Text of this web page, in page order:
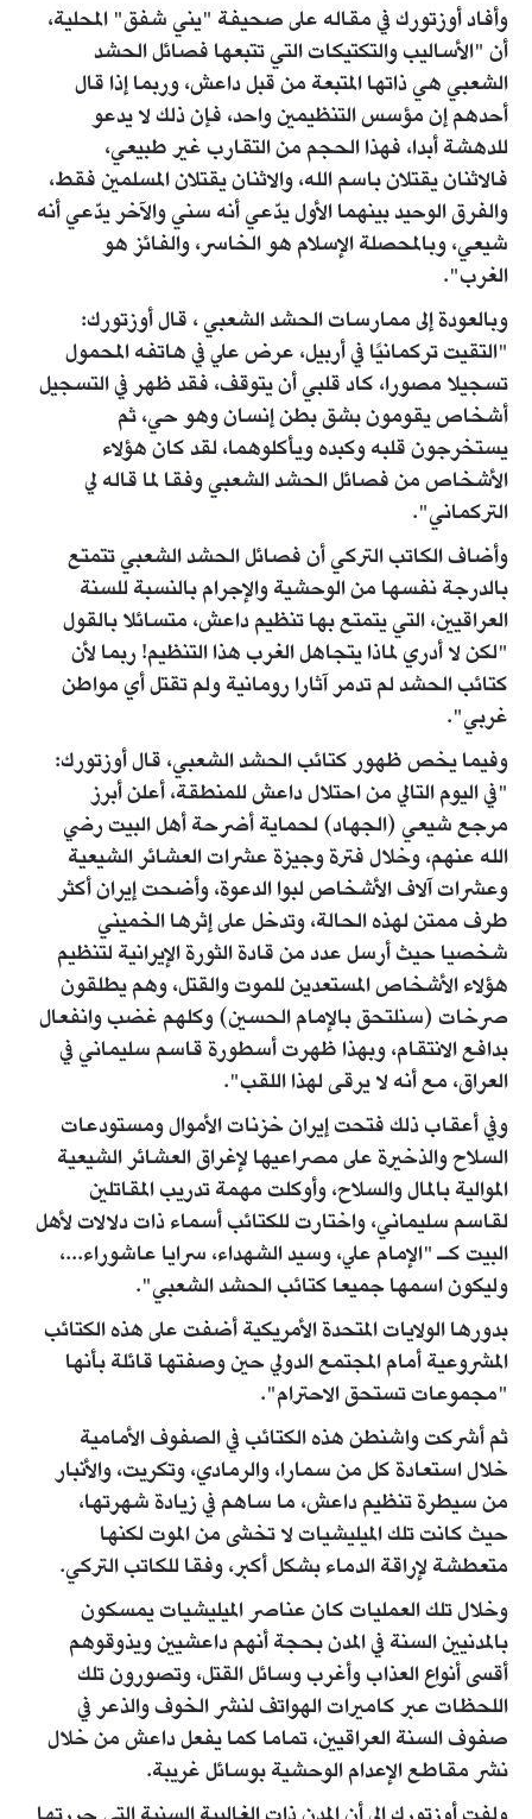
وأفاد أوزتورك في مقاله على صحيفة "يني شفق" المحلية،
أن "الأساليب والتكتيكات التي تتبعها فصائل الحشد
الشعبي هي ذاتها المتبعة من قبل داعش، وربما إذا قال
أحدهم إن مؤسس التنظيمين واحد، فإن ذلك لا يدعو
للدهشة أبدا، فهذا الحجم من التقارب غير طبيعي،
فالاثنان يقتلان باسم الله، والاثنان يقتلان المسلمين فقط،
والفرق الوحيد بينهما الأول يدّعي أنه سني والآخر يدّعي أنه
شيعي، وبالمحصلة الإسلام هو الخاسر، والفائز هو
الغرب".
وبالعودة إلى ممارسات الحشد الشعبي ، قال أوزتورك:
"التقيت تركمانيًا في أربيل، عرض علي في هاتفه المحمول
تسجيلا مصورا، كاد قلبي أن يتوقف، فقد ظهر في التسجيل
أشخاص يقومون بشق بطن إنسان وهو حي، ثم
يستخرجون قلبه وكبده ويأكلوهما، لقد كان هؤلاء
الأشخاص من فصائل الحشد الشعبي وفقا لما قاله لي
التركماني".
وأضاف الكاتب التركي أن فصائل الحشد الشعبي تتمتع
بالدرجة نفسها من الوحشية والإجرام بالنسبة للسنة
العراقيين، التي يتمتع بها تنظيم داعش، متسائلا بالقول
"لكن لا أدري لماذا يتجاهل الغرب هذا التنظيم! ربما لأن
كتائب الحشد لم تدمر آثارا رومانية ولم تقتل أي مواطن
غربي".
وفيما يخص ظهور كتائب الحشد الشعبي، قال أوزتورك:
"في اليوم التالي من احتلال داعش للمنطقة، أعلن أبرز
مرجع شيعي (الجهاد) لحماية أضرحة أهل البيت رضي
الله عنهم، وخلال فترة وجيزة عشرات العشائر الشيعية
وعشرات آلاف الأشخاص لبوا الدعوة، وأضحت إيران أكثر
طرف ممتن لهذه الحالة، وتدخل على إثرها الخميني
شخصيا حيث أرسل عدد من قادة الثورة الإيرانية لتنظيم
هؤلاء الأشخاص المستعدين للموت والقتل، وهم يطلقون
صرخات (سنلتحق بالإمام الحسين) وكلهم غضب وانفعال
بدافع الانتقام، وبهذا ظهرت أسطورة قاسم سليماني في
العراق، مع أنه لا يرقى لهذا اللقب".
وفي أعقاب ذلك فتحت إيران خزنات الأموال ومستودعات
السلاح والذخيرة على مصراعيها لإغراق العشائر الشيعية
الموالية بالمال والسلاح، وأوكلت مهمة تدريب المقاتلين
لقاسم سليماني، واختارت للكتائب أسماء ذات دلالات لأهل
البيت كـ "الإمام علي، وسيد الشهداء، سرايا عاشوراء...،
وليكون اسمها جميعا كتائب الحشد الشعبي".
بدورها الولايات المتحدة الأمريكية أضفت على هذه الكتائب
المشروعية أمام المجتمع الدولي حين وصفتها قائلة بأنها
"مجموعات تستحق الاحترام".
ثم أشركت واشنطن هذه الكتائب في الصفوف الأمامية
خلال استعادة كل من سمارا، والرمادي، وتكريت، والأنبار
من سيطرة تنظيم داعش، ما ساهم في زيادة شهرتها،
حيث كانت تلك الميليشيات لا تخشى من الموت لكنها
متعطشة لإراقة الدماء بشكل أكبر، وفقا للكاتب التركي.
وخلال تلك العمليات كان عناصر الميليشيات يمسكون
بالمدنيين السنة في المدن بحجة أنهم داعشيين ويذوقوهم
أقسى أنواع العذاب وأغرب وسائل القتل، وتصورون تلك
اللحظات عبر كاميرات الهواتف لنشر الخوف والذعر في
صفوف السنة العراقيين، تماما كما يفعل داعش من خلال
نشر مقاطع الإعدام الوحشية بوسائل غريبة.